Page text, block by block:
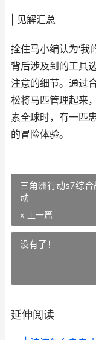
| 见解汇总
拴住马小编认为‘我
背后涉及到的工具
注意的细节。通过
松将马匹管理起来
素全球时，有一匹
的冒险体验。
三角洲行动s7综
动
« 上一篇
没有了！
延伸阅读